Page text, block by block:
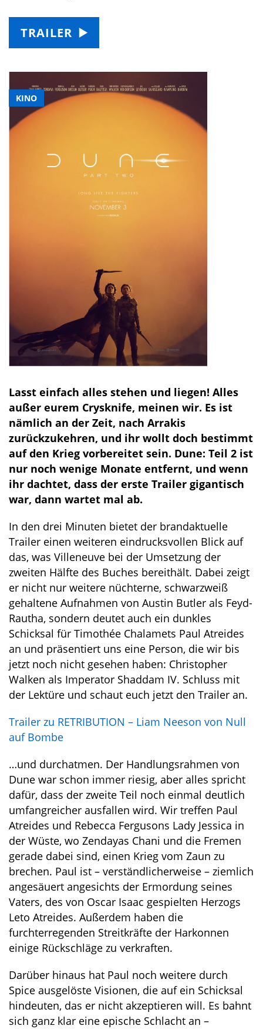
KINO
TRAILER
Lasst einfach alles stehen und liegen! Alles
außer eurem Crysknife, meinen wir. Es ist
nämlich an der Zeit, nach Arrakis
zurückzukehren, und ihr wollt doch bestimmt
auf den Krieg vorbereitet sein. Dune: Teil 2 ist
nur noch wenige Monate entfernt, und wenn
ihr dachtet, dass der erste Trailer gigantisch
war, dann wartet mal ab.
In den drei Minuten bietet der brandaktuelle
Trailer einen weiteren eindrucksvollen Blick auf
das, was Villeneuve bei der Umsetzung der
zweiten Hälfte des Buches bereithält. Dabei zeigt
er nicht nur weitere nüchterne, schwarzweiß
gehaltene Aufnahmen von Austin Butler als Feyd-
Rautha, sondern deutet auch ein dunkles
Schicksal für Timothée Chalamets Paul Atreides
an und präsentiert uns eine Person, die wir bis
jetzt noch nicht gesehen haben: Christopher
Walken als Imperator Shaddam IV. Schluss mit
der Lektüre und schaut euch jetzt den Trailer an.
Trailer zu RETRIBUTION – Liam Neeson von Null
auf Bombe
…und durchatmen. Der Handlungsrahmen von
Dune war schon immer riesig, aber alles spricht
dafür, dass der zweite Teil noch einmal deutlich
umfangreicher ausfallen wird. Wir treffen Paul
Atreides und Rebecca Fergusons Lady Jessica in
der Wüste, wo Zendayas Chani und die Fremen
gerade dabei sind, einen Krieg vom Zaun zu
brechen. Paul ist – verständlicherweise – ziemlich
angesäuert angesichts der Ermordung seines
Vaters, des von Oscar Isaac gespielten Herzogs
Leto Atreides. Außerdem haben die
furchterregenden Streitkräfte der Harkonnen
einige Rückschläge zu verkraften.
Darüber hinaus hat Paul noch weitere durch
Spice ausgelöste Visionen, die auf ein Schicksal
hindeuten, das er nicht akzeptieren will. Es bahnt
sich ganz klar eine epische Schlacht an –